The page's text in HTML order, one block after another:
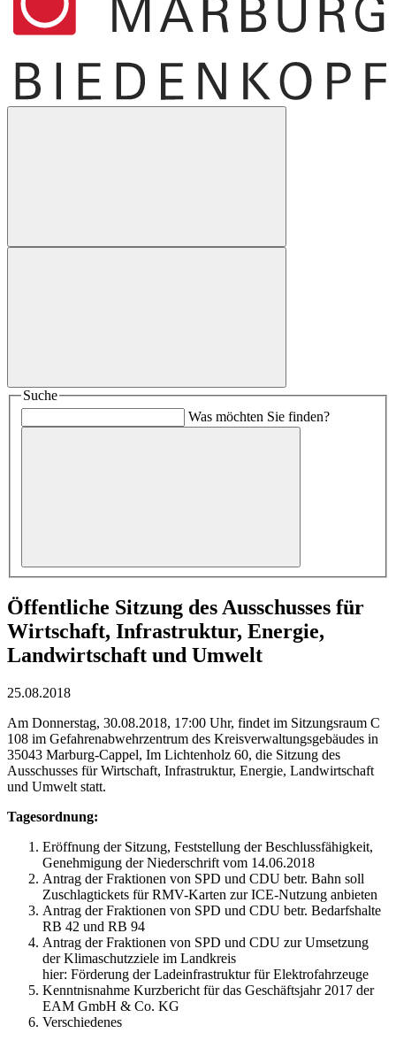
Suche
Was möchten Sie finden?
Öffentliche Sitzung des Ausschusses für
Wirtschaft, Infrastruktur, Energie,
Landwirtschaft und Umwelt
25.08.2018
Am Donnerstag, 30.08.2018, 17:00 Uhr, findet im Sitzungsraum C
108 im Gefahrenabwehrzentrum des Kreisverwaltungsgebäudes in
35043 Marburg-Cappel, Im Lichtenholz 60, die Sitzung des
Ausschusses für Wirtschaft, Infrastruktur, Energie, Landwirtschaft
und Umwelt statt.
Tagesordnung:
Eröffnung der Sitzung, Feststellung der Beschlussfähigkeit,
Genehmigung der Niederschrift vom 14.06.2018
Antrag der Fraktionen von SPD und CDU betr. Bahn soll
Zuschlagtickets für RMV-Karten zur ICE-Nutzung anbieten
Antrag der Fraktionen von SPD und CDU betr. Bedarfshalte
RB 42 und RB 94
Antrag der Fraktionen von SPD und CDU zur Umsetzung
der Klimaschutzziele im Landkreis
hier: Förderung der Ladeinfrastruktur für Elektrofahrzeuge
Kenntnisnahme Kurzbericht für das Geschäftsjahr 2017 der
EAM GmbH & Co. KG
Verschiedenes